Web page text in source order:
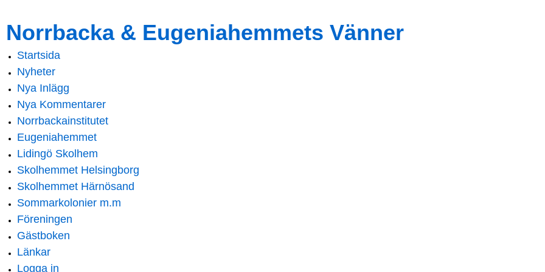
main
content
navigation
Norrbacka & Eugeniahemmets Vänner
Main menu
Startsida
Nyheter
Nya Inlägg
Nya Kommentarer
Norrbackainstitutet
Eugeniahemmet
Lidingö Skolhem
Skolhemmet Helsingborg
Skolhemmet Härnösand
Sommarkolonier m.m
Föreningen
Gästboken
Länkar
Logga in